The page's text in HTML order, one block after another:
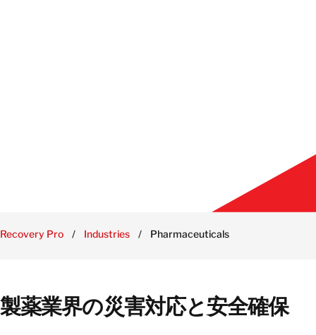
Recovery Pro / Industries / Pharmaceuticals
製薬業界の災害対応と安全確保